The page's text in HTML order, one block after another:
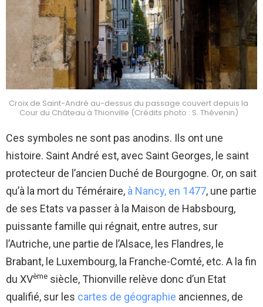
Croix de Saint-André au-dessus du passage couvert depuis la
Cour du Château à Thionville (Crédits photo : S. Thévenin)
Ces symboles ne sont pas anodins. Ils ont une
histoire. Saint André est, avec Saint Georges, le saint
protecteur de l’ancien Duché de Bourgogne. Or, on sait
qu’à la mort du Téméraire, à Nancy, en 1477, une partie
de ses Etats va passer à la Maison de Habsbourg,
puissante famille qui régnait, entre autres, sur
l’Autriche, une partie de l’Alsace, les Flandres, le
Brabant, le Luxembourg, la Franche-Comté, etc. A la fin
du XVème siècle, Thionville relève donc d’un Etat
qualifié, sur les cartes de géographie anciennes, de